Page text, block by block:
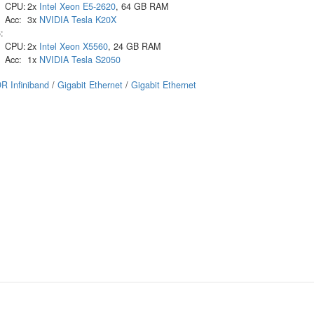
CPU:2x Intel Xeon E5-2620, 64 GB RAM
Acc: 3x NVIDIA Tesla K20X
CPU:2x Intel Xeon X5560, 24 GB RAM
Acc: 1x NVIDIA Tesla S2050
Infiniband / Gigabit Ethernet / Gigabit Ethernet